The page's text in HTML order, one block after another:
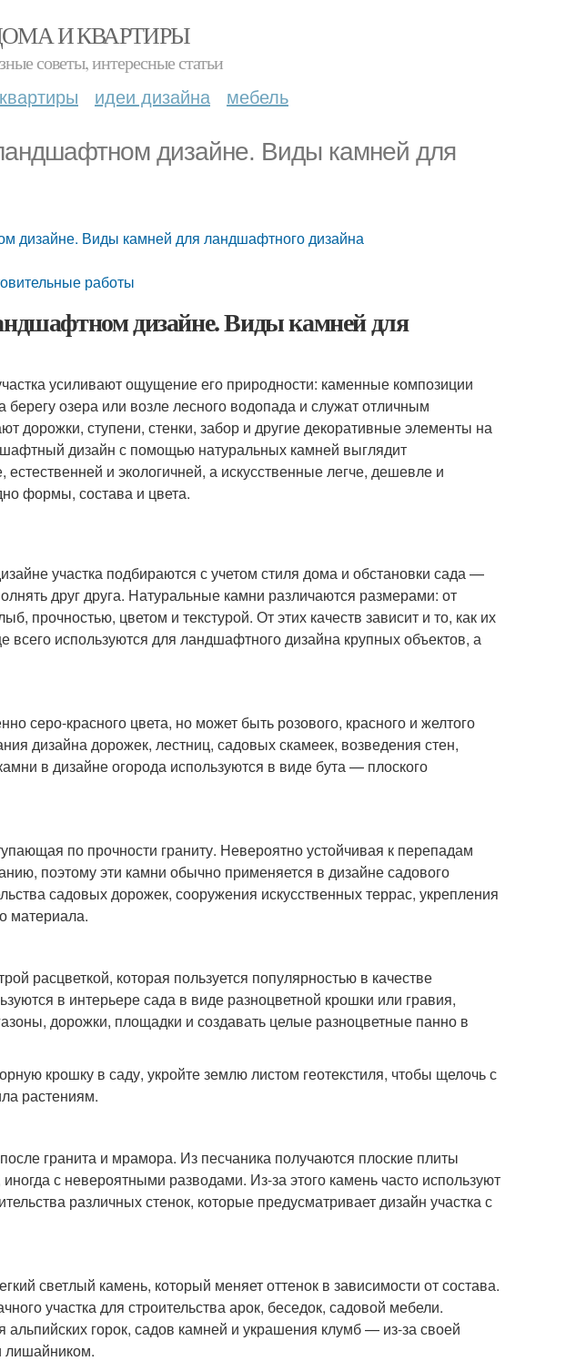
И КВАРТИРЫ
советы, интересные статьи
идеи дизайна мебель
дизайне. Виды камней для
дизайне. Виды камней для ландшафтного дизайна
работы
дизайне. Виды камней для
усиливают ощущение его природности: каменные композиции
берегу озера или возле лесного водопада и служат отличным
дорожки, ступени, стенки, забор и другие декоративные элементы на
дизайн с помощью натуральных камней выглядит
и экологичней, а искусственные легче, дешевле и
формы, состава и цвета.
участка подбираются с учетом стиля дома и обстановки сада —
друг друга. Натуральные камни различаются размерами: от
прочностью, цветом и текстурой. От этих качеств зависит и то, как их
используются для ландшафтного дизайна крупных объектов, а
серо-красного цвета, но может быть розового, красного и желтого
дизайна дорожек, лестниц, садовых скамеек, возведения стен,
в дизайне огорода используются в виде бута — плоского
по прочности граниту. Невероятно устойчивая к перепадам
поэтому эти камни обычно применяется в дизайне садового
садовых дорожек, сооружения искусственных террас, укрепления
материала.
расцветкой, которая пользуется популярностью в качестве
в интерьере сада в виде разноцветной крошки или гравия,
дорожки, площадки и создавать целые разноцветные панно в
крошку в саду, укройте землю листом геотекстиля, чтобы щелочь с
растениям.
гранита и мрамора. Из песчаника получаются плоские плиты
с невероятными разводами. Из-за этого камень часто используют
различных стенок, которые предусматривает дизайн участка с
светлый камень, который меняет оттенок в зависимости от состава.
участка для строительства арок, беседок, садовой мебели.
альпийских горок, садов камней и украшения клумб — из-за своей
лишайником.